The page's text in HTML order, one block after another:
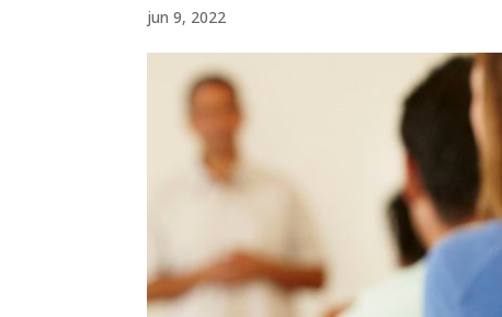
jun 9, 2022